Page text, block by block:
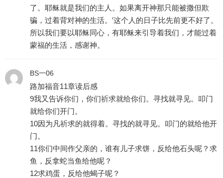
了。耶稣就是我们的主人。如果离开神那只能被撒但欺
骗，过着背对神的生活。′这个人的日子比先前更不好了。
所以我们要以耶稣同心，有耶稣来引导着我们，才能过着
蒙福的生活，感谢神。
BS一06
路加福音11章读后感
9我又告诉你们，你们祈求就给你们。寻找就寻见。叩门
就给你们开门。
10因为凡祈求的就得着。寻找的就寻见。叩门的就给他开
门。
11你们中间作父亲的，谁有儿子求饼，反给他石头呢？求
鱼，反拿蛇当鱼给他呢？
12求鸡蛋，反给他蝎子呢？